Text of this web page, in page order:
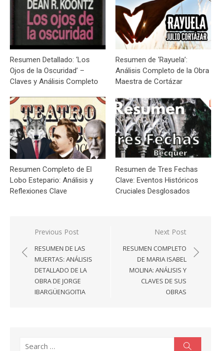
Resumen Detallado: ‘Los
Ojos de la Oscuridad’ –
Claves y Análisis Completo
Resumen de ‘Rayuela’:
Análisis Completo de la Obra
Maestra de Cortázar
Resumen Completo de El
Lobo Estepario: Análisis y
Reflexiones Clave
Resumen de Tres Fechas
Clave: Eventos Históricos
Cruciales Desglosados
Navegación
de
entradas
Previous Post
RESUMEN DE LAS
MUERTAS: ANÁLISIS
DETALLADO DE LA
OBRA DE JORGE
IBARGÜENGOITIA
Next Post
RESUMEN COMPLETO
DE MARIA ISABEL
MOLINA: ANÁLISIS Y
CLAVES DE SUS
OBRAS
Search